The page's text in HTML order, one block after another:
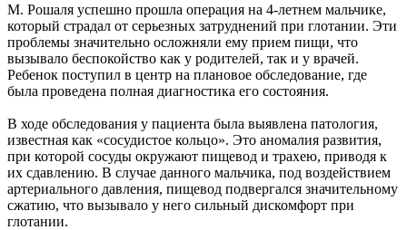
М. Рошаля успешно прошла операция на 4-летнем мальчике,
который страдал от серьезных затруднений при глотании. Эти
проблемы значительно осложняли ему прием пищи, что
вызывало беспокойство как у родителей, так и у врачей.
Ребенок поступил в центр на плановое обследование, где
была проведена полная диагностика его состояния.
В ходе обследования у пациента была выявлена патология,
известная как «сосудистое кольцо». Это аномалия развития,
при которой сосуды окружают пищевод и трахею, приводя к
их сдавлению. В случае данного мальчика, под воздействием
артериального давления, пищевод подвергался значительному
сжатию, что вызывало у него сильный дискомфорт при
глотании.